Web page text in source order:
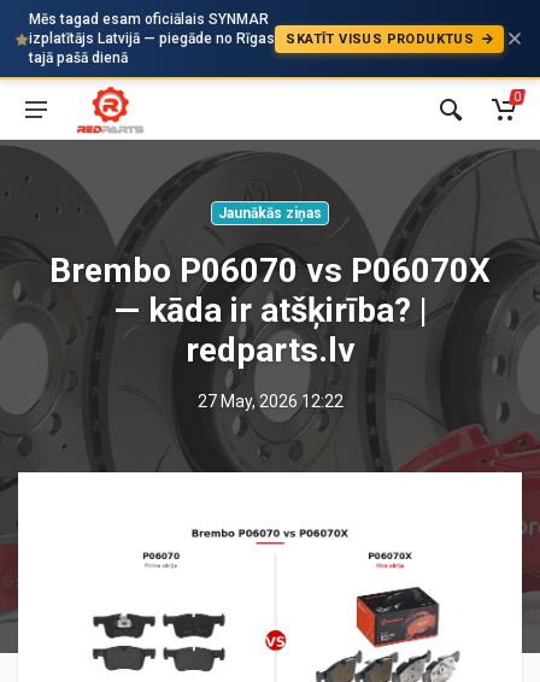
Mēs tagad esam oficiālais SYNMAR
izplatītājs Latvijā — piegāde no Rīgas
tajā pašā dienā
SKATĪT VISUS PRODUKTUS
Auto
0
Jaunākās ziņas
Brembo P06070 vs P06070X
— kāda ir atšķirība? |
redparts.lv
27 May, 2026 12:22